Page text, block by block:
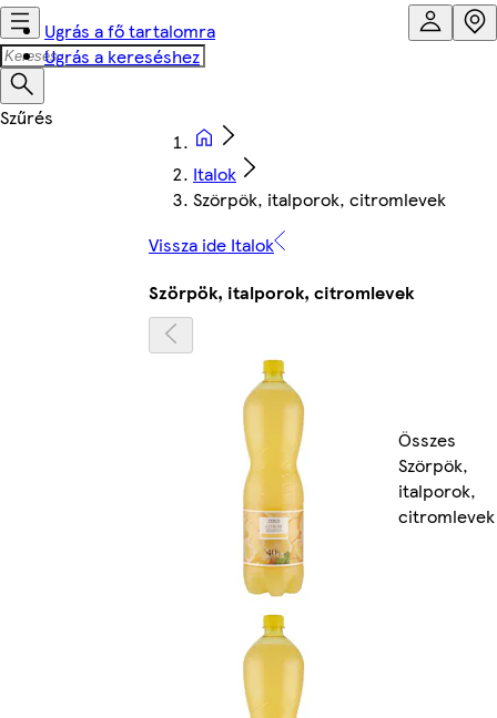
Ugrás a fő tartalomra
Ugrás a kereséshez
Italok
Szörpök, italporok, citromlevek
Vissza ide Italok
Szörpök, italporok, citromlevek
Összes
Szörpök,
italporok,
citromlevek